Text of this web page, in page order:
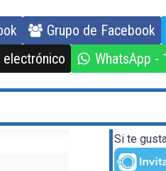
Grupo de Facebook
electrónico
WhatsApp -
Si te